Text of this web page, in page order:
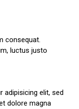
consequat.
luctus justo
elit, sed
dolore magna